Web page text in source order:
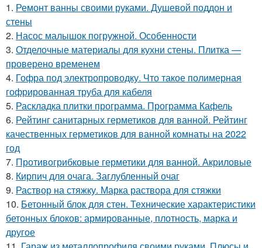
1. Ремонт ванны своими руками. Душевой поддон и
стены
2. Насос малышок погружной. Особенности
3. Отделочные материалы для кухни стены. Плитка —
проверено временем
4. Гофра под электропроводку. Что такое полимерная
гофрированная труба для кабеля
5. Раскладка плитки программа. Программа Кафель
6. Рейтинг санитарных герметиков для ванной. Рейтинг
качественных герметиков для ванной комнаты на 2022
год
7. Противогрибковые герметики для ванной. Акриловые
8. Кирпич для очага. Заглубленный очаг
9. Раствор на стяжку. Марка раствора для стяжки
10. Бетонный блок для стен. Технические характеристики
бетонных блоков: армированные, плотность, марка и
другое